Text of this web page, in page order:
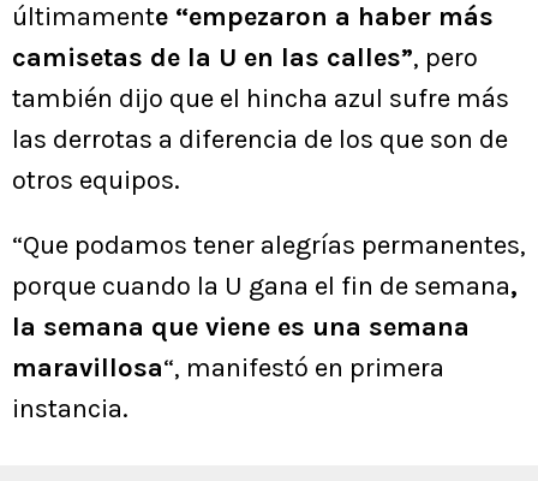
últimamente “empezaron a haber más
camisetas de la U en las calles”, pero
también dijo que el hincha azul sufre más
las derrotas a diferencia de los que son de
otros equipos.
“Que podamos tener alegrías permanentes,
porque cuando la U gana el fin de semana,
la semana que viene es una semana
maravillosa“, manifestó en primera
instancia.